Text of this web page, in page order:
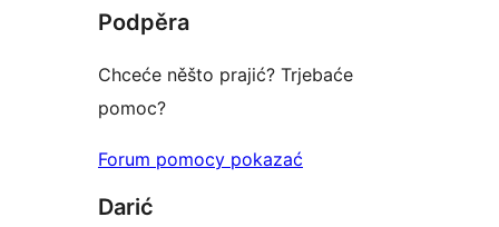
reviews
Podpěra
Chceće něšto prajić? Trjebaće
pomoc?
Forum pomocy pokazać
Darić